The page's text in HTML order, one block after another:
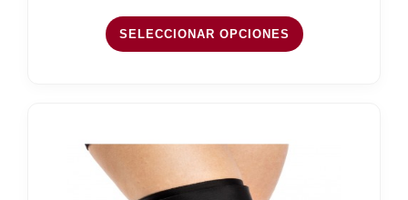
SELECCIONAR OPCIONES